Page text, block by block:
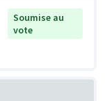
Soumise au
vote